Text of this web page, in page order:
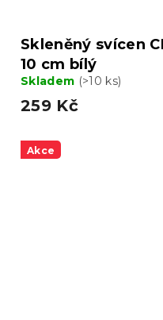
Skleněný svícen
10 cm bílý
Skladem (>10 ks)
259 Kč
Akce